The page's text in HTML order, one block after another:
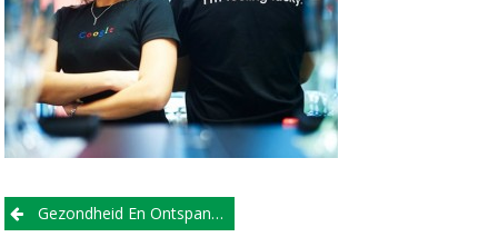
PostGezondheid En Ontspanning Tijdens Werk